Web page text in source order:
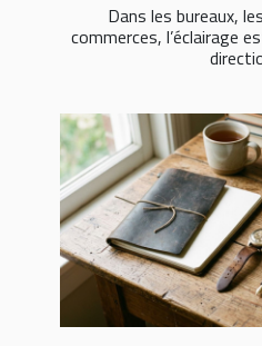
Dans les bureaux,
commerces, l’éclairage